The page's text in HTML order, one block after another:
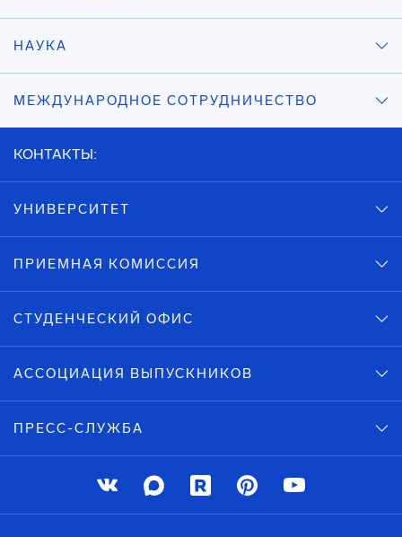
НАУКА
МЕЖДУНАРОДНОЕ СОТРУДНИЧЕСТВО
КОНТАКТЫ:
УНИВЕРСИТЕТ
ПРИЕМНАЯ КОМИССИЯ
СТУДЕНЧЕСКИЙ ОФИС
АССОЦИАЦИЯ ВЫПУСКНИКОВ
ПРЕСС-СЛУЖБА